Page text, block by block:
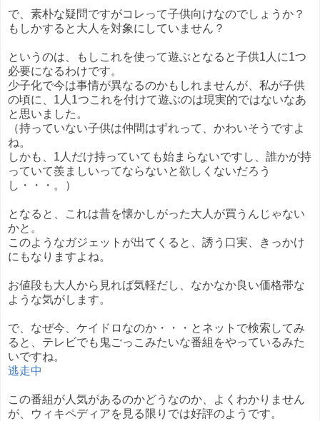
で、素朴な疑問ですがコレって子供向けなのでしょうか？
もしかすると大人を対象にしていません？
というのは、もしこれを使って遊ぶとなると子供1人に1つ
必要になるわけです。
少子化で今は事情が異なるのかもしれませんが、私が子供
の頃に、1人1つこれを付けて遊ぶのは現実的ではないなあ
と思いました。
（持っていない子供は仲間はずれって、かわいそうですよ
ね。
しかも、1人だけ持っていても始まらないですし、誰かが持
っていて羨ましいってならないと欲しくないだろう
し・・・。）
となると、これは昔を懐かしがった大人が買うんじゃない
かと。
このようなガジェットが出てくると、誘う口実、きっかけ
にもなりますよね。
お値段も大人から見れば気軽だし、なかなか良い価格帯な
ような気がします。
で、なぜ今、ケイドロなのか・・・とネットで検索してみ
ると、テレビでも鬼ごっこみたいな番組をやっているみた
いですね。
逃走中
この番組が人気があるのかどうなのか、よくわかりません
が、ウィキペディアを見る限りでは好評のようです。